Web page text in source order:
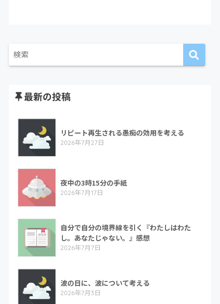
最新の投稿
リピート再生される愚痴の効用を考える
2026年7月27日
夜中の3時15分の手紙
2026年7月17日
自分で自分の境界線を引く『わたしはわた
し。あなたじゃない。』感想
2026年7月7日
波の日に、波について考える
2026年7月3日